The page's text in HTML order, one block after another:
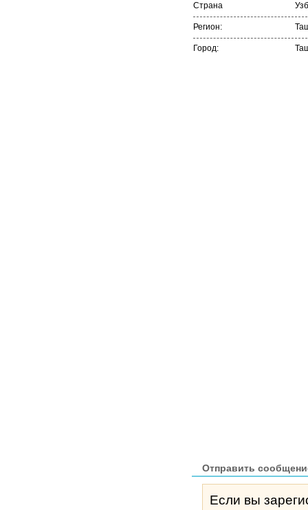
Страна
Регион:
Город:
Отправить
Если вы